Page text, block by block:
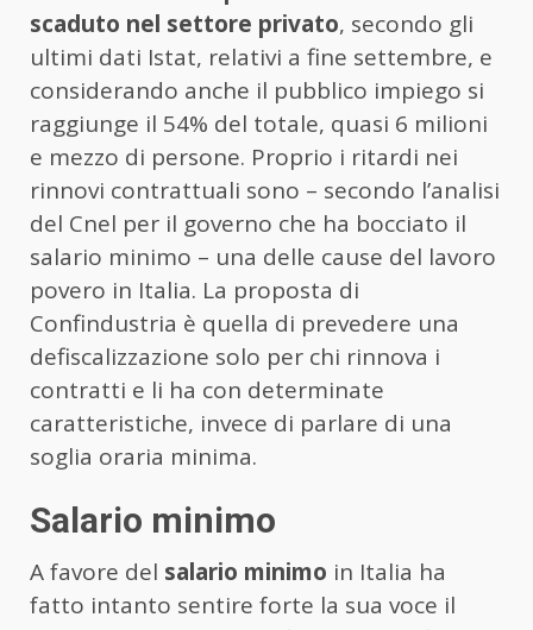
scaduto nel settore privato, secondo gli
ultimi dati Istat, relativi a fine settembre, e
considerando anche il pubblico impiego si
raggiunge il 54% del totale, quasi 6 milioni
e mezzo di persone. Proprio i ritardi nei
rinnovi contrattuali sono – secondo l’analisi
del Cnel per il governo che ha bocciato il
salario minimo – una delle cause del lavoro
povero in Italia. La proposta di
Confindustria è quella di prevedere una
defiscalizzazione solo per chi rinnova i
contratti e li ha con determinate
caratteristiche, invece di parlare di una
soglia oraria minima.
Salario minimo
A favore del salario minimo in Italia ha
fatto intanto sentire forte la sua voce il